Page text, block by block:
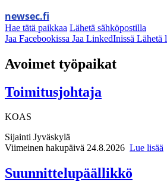
newsec.fi
Hae tätä paikkaa Lähetä sähköpostilla
Jaa Facebookissa Jaa LinkedInissä Lähetä
Avoimet työpaikat
Toimitusjohtaja
KOAS
Sijainti Jyväskylä
Viimeinen hakupäivä 24.8.2026 Lue lisää
Suunnittelupäällikkö